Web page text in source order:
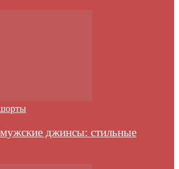
джинсы: стильные